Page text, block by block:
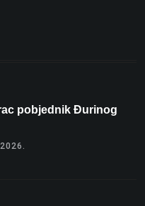
pobjednik Đurinog